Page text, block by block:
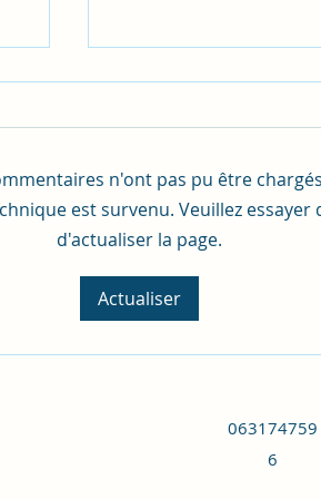
Douce odeur de Cannelle
n'ont pas pu être
est survenu. Veuillez essayer
d'actualiser la page.
Actualiser
063174759
6